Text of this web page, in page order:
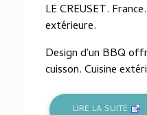
LE CREUSET.
extérieure.
Design d'un BBQ
cuisson. Cuisine
LIRE LA SUITE